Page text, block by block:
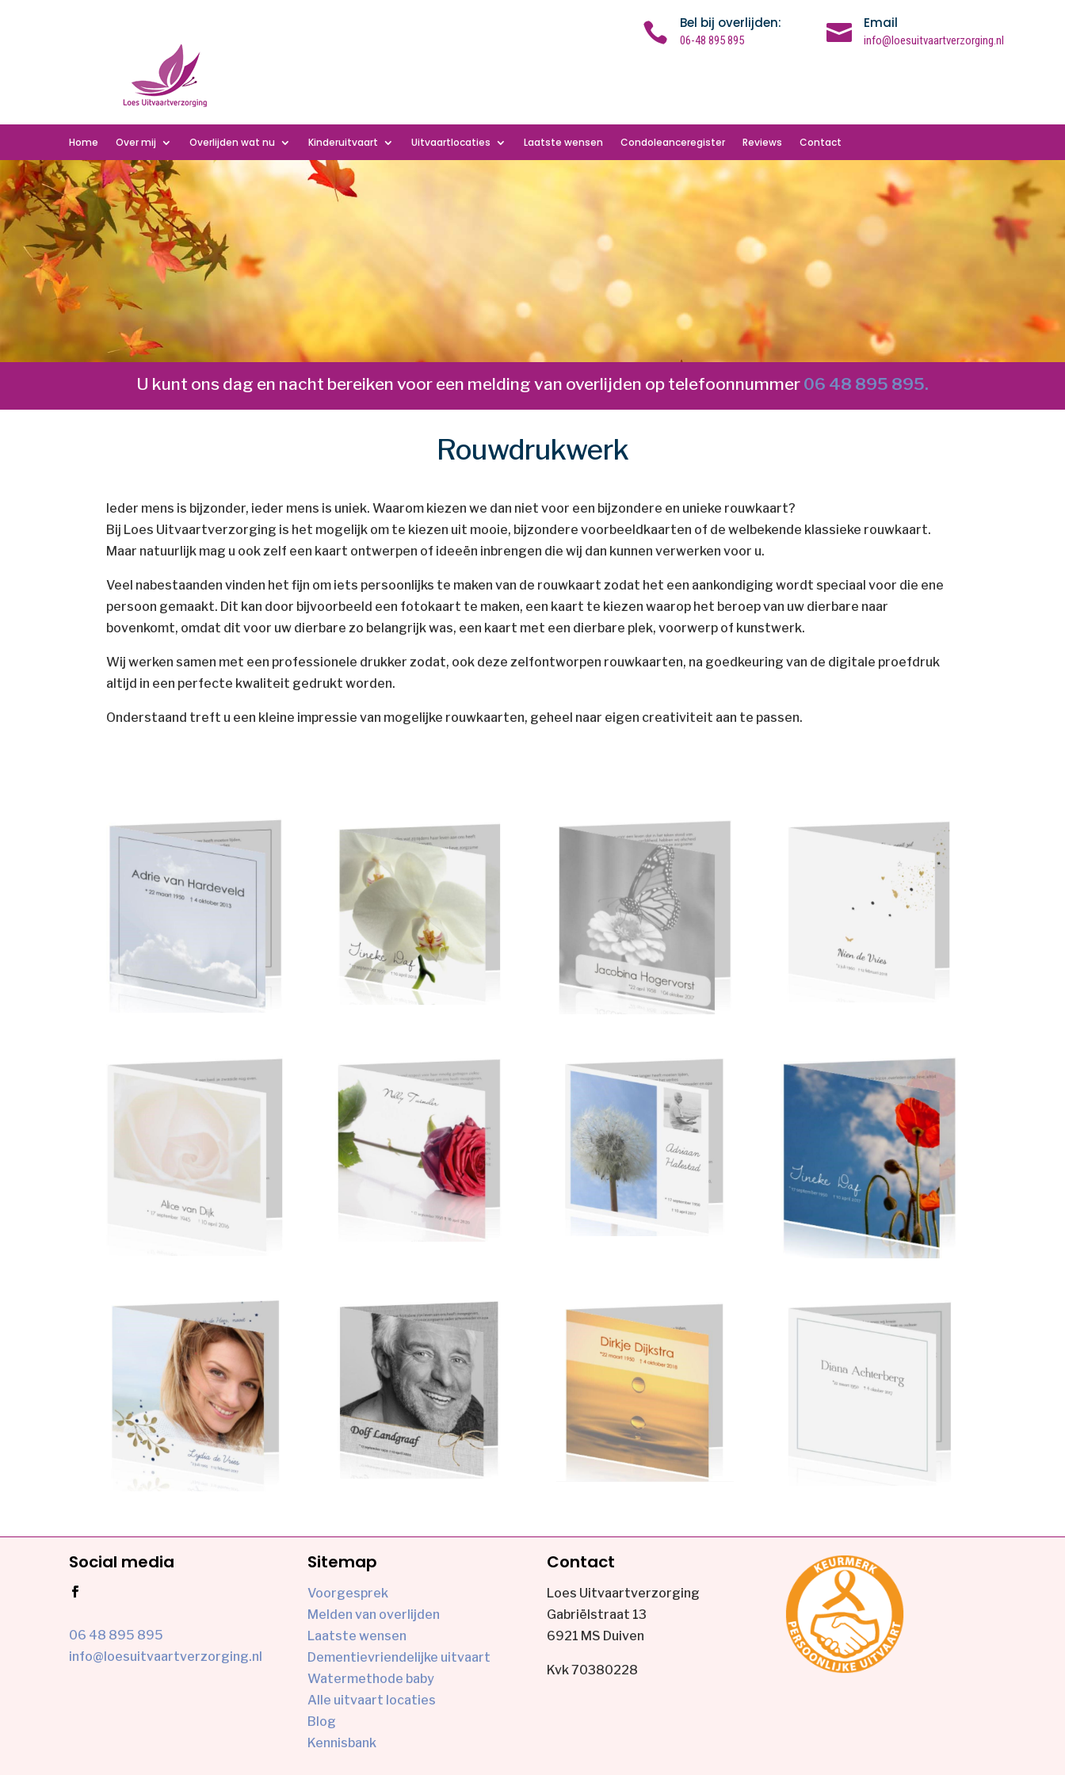
 Bel bij overlijden:
06-48 895 895  Email
info@loesuitvaartverzorging.nl
Home Over mij Overlijden wat nu Kinderuitvaart Uitvaartlocaties Laatste wensen Condoleanceregister Reviews Contact
U kunt ons dag en nacht bereiken voor een melding van overlijden op telefoonnummer 06 48 895 895.
Rouwdrukwerk
Ieder mens is bijzonder, ieder mens is uniek. Waarom kiezen we dan niet voor een bijzondere en unieke rouwkaart?
Bij Loes Uitvaartverzorging is het mogelijk om te kiezen uit mooie, bijzonderevoorbeeldkaarten of de welbekende klassieke rouwkaart.
Maar natuurlijk mag u ook zelf een kaart ontwerpen of ideeën inbrengen die wij dan kunnen verwerken voor u.
Veel nabestaanden vinden het fijn om iets persoonlijks te maken van de rouwkaart zodat het een aankondiging wordt speciaal voor die ene
persoon gemaakt. Dit kan door bijvoorbeeld een fotokaart te maken, een kaart te kiezen waarop het beroep van uw dierbare naar
bovenkomt, omdat dit voor uw dierbare zo belangrijk was, een kaart met een dierbare plek, voorwerp of kunstwerk.
Wij werken samen met een professionele drukker zodat, ook deze zelfontworpen rouwkaarten, na goedkeuring van de digitale proefdruk
altijd in een perfecte kwaliteit gedrukt worden.
Onderstaand treft u een kleine impressie van mogelijke rouwkaarten, geheel naar eigen creativiteit aan te passen.
Social media
06 48 895 895
info@loesuitvaartverzorging.nl
Sitemap
Voorgesprek
Melden van overlijden
Laatste wensen
Dementievriendelijke uitvaart
Watermethode baby
Alle uitvaart locaties
Blog
Kennisbank
Contact
Loes Uitvaartverzorging
Gabriëlstraat 13
6921 MS Duiven
Kvk 70380228